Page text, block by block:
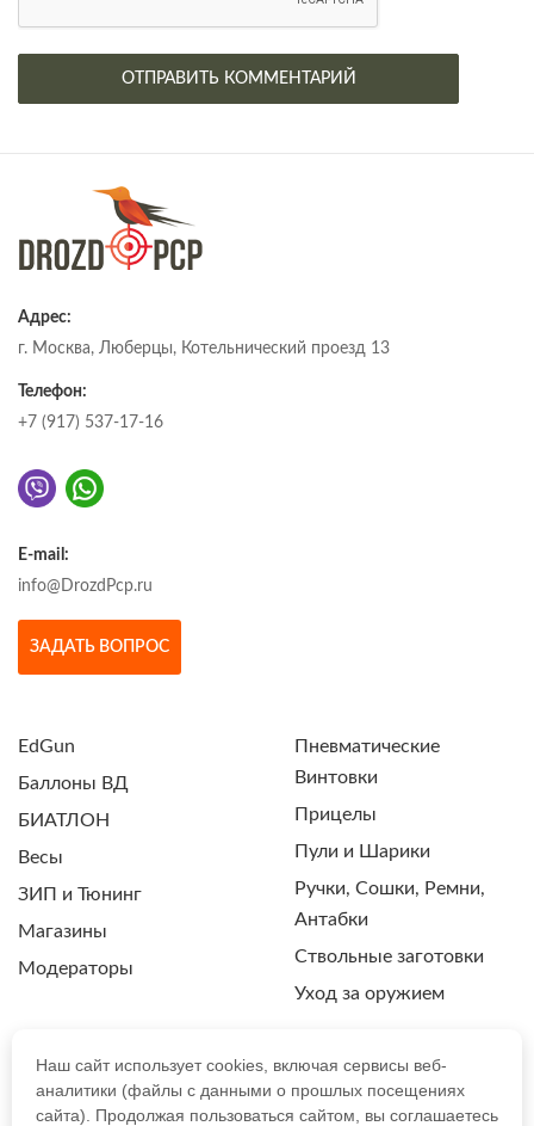
Адрес:
г. Москва, Люберцы, Котельнический проезд 13
Телефон:
+7 (917) 537-17-16
E-mail:
info@DrozdPcp.ru
ЗАДАТЬ ВОПРОС
EdGun
Баллоны ВД
БИАТЛОН
Весы
ЗИП и Тюнинг
Магазины
Модераторы
Пневматические
Винтовки
Прицелы
Пули и Шарики
Ручки, Сошки, Ремни,
Антабки
Ствольные заготовки
Уход за оружием
ПОЛИТИКА КОНФИДЕНЦИАЛЬНОСТИ
Наш сайт использует cookies, включая сервисы веб-
аналитики (файлы с данными о прошлых посещениях
сайта). Продолжая пользоваться сайтом, вы соглашаетесь